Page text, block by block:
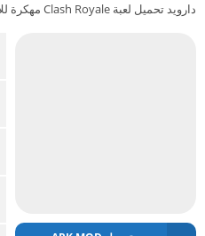
دارويد تحميل لعبة Clash Royale مهكرة للاندرويد 2024 – ابك دارويد